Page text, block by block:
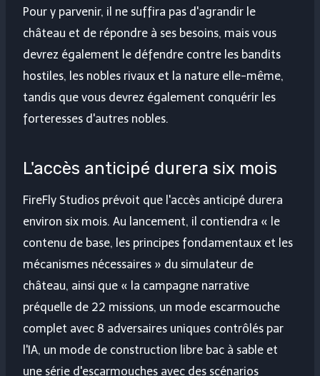
Pour y parvenir, il ne suffira pas d'agrandir le
château et de répondre à ses besoins, mais vous
devrez également le défendre contre les bandits
hostiles, les nobles rivaux et la nature elle-même,
tandis que vous devrez également conquérir les
forteresses d'autres nobles.
L'accès anticipé durera six mois
FireFly Studios prévoit que l'accès anticipé durera
environ six mois. Au lancement, il contiendra « le
contenu de base, les principes fondamentaux et les
mécanismes nécessaires » du simulateur de
château, ainsi que « la campagne narrative
préquelle de 22 missions, un mode escarmouche
complet avec 8 adversaires uniques contrôlés par
l'IA, un mode de construction libre bac à sable et
une série d'escarmouches avec des scénarios